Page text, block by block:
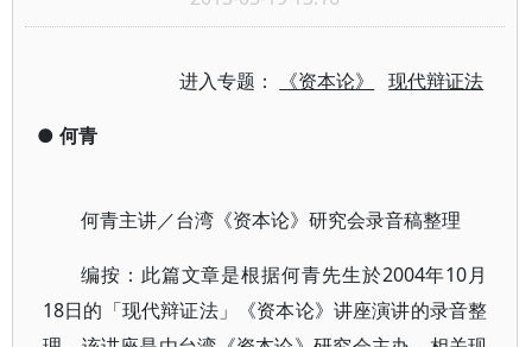
进入专题： 《资本论》 现代辩证法
● 何青
何青主讲／台湾《资本论》研究会录音稿整理
编按：此篇文章是根据何青先生於2004年10月
18日的「现代辩证法」《资本论》讲座演讲的录音整